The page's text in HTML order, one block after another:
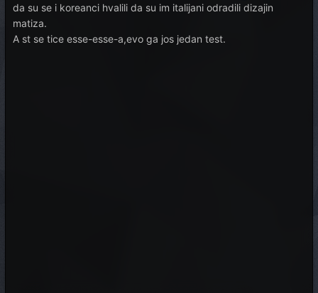
da su se i koreanci hvalili da su im italijani odradili dizajin
matiza.
A st se tice esse-esse-a,evo ga jos jedan test.